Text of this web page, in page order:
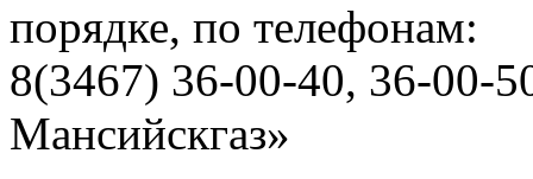
порядке, по телефонам:
8(3467) 36-00-40, 36-
Мансийскгаз»